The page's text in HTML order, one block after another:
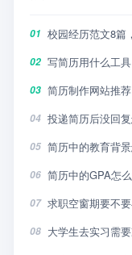
01 校园经历范文8篇
02 写简历用什么工
03 简历制作网站推荐
04 投递简历后没回
05 简历中的教育背
06 简历中的GPA怎
07 求职空窗期要不
08 大学生去实习需